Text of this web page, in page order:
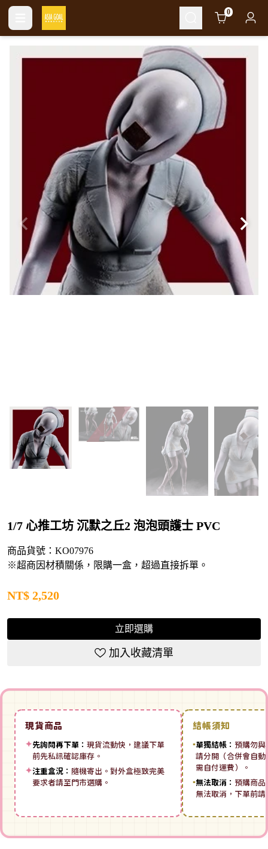
Cart 0
1/7 心推工坊 沉默之丘2 泡泡頭護士 PVC
商品貨號：KO07976
※超商因材積關係，限購一盒，超過直接拆單。
NT$ 2,520
立即選購
加入收藏清單
現貨商品
✦先詢問再下單： 現貨流動快，建議下單
前先私訊確認庫存。
✦注重盒況： 隨機寄出。對外盒極致完美
要求者請至門市選購。
結帳須知
▪單獨結帳： 預購勿與
請分開（合併會自
需自付運費）。
▪無法取消： 預購商品
無法取消，下單前